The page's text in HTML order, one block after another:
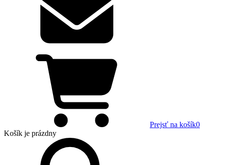
Prejsť na košík0
Košík je prázdny